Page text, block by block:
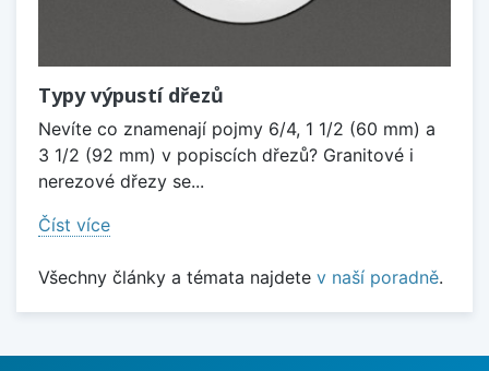
Typy výpustí dřezů
Nevíte co znamenají pojmy 6/4, 1 1/2 (60 mm) a
3 1/2 (92 mm) v popiscích dřezů? Granitové i
nerezové dřezy se...
Číst více
Všechny články a témata najdete v naší poradně.